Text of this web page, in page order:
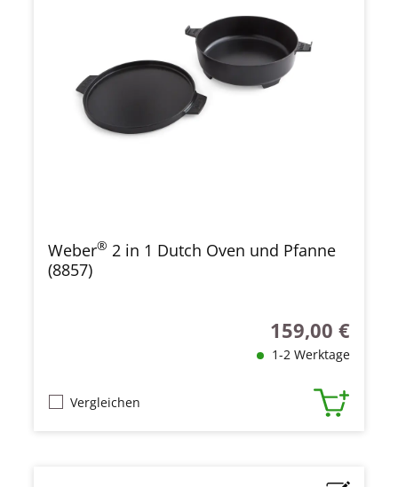
Weber® 2 in 1 Dutch Oven und Pfanne
(8857)
Regulärer Preis:
159,00 €
1-2 Werktage
Vergleichen